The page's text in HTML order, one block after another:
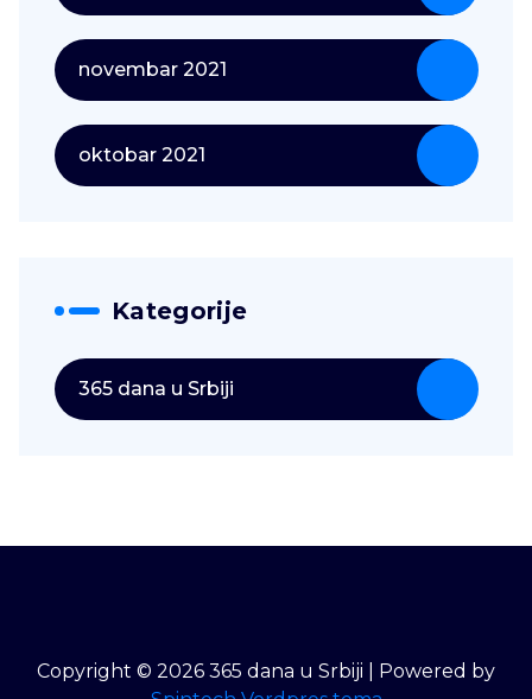
novembar 2021
oktobar 2021
Kategorije
365 dana u Srbiji
Copyright © 2026 365 dana u Srbiji | Powered by